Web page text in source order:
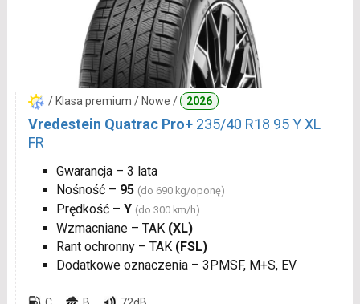
/ Klasa premium / Nowe / 2026
Vredestein Quatrac Pro+ 235/40 R18 95 Y XL
FR
Gwarancja – 3 lata
Nośność – 95 (do 690 kg/oponę)
Prędkość – Y (do 300 km/h)
Wzmacniane – TAK (XL)
Rant ochronny – TAK (FSL)
Dodatkowe oznaczenia – 3PMSF, M+S, EV